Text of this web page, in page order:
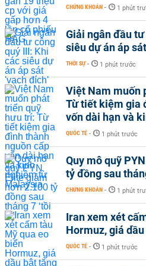
CHỨNG KHOÁN - 1 phút
Giải ngân đầu
siêu dự án áp
THỜI SỰ - 1 phút trước
Việt Nam muốn
Từ tiết kiệm gia
vốn dài hạn và
QUỐC TẾ - 1 phút trước
Quy mô quỹ
tỷ đồng sau
CHỨNG KHOÁN - 1 phút
Iran xem xét
Hormuz, giá
QUỐC TẾ - 1 phút trước